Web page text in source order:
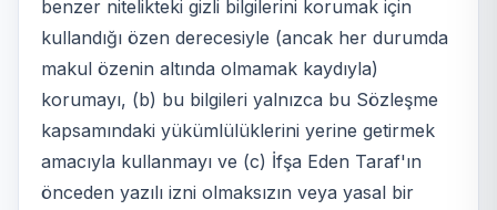
benzer nitelikteki gizli bilgilerini korumak için
kullandığı özen derecesiyle (ancak her durumda
makul özenin altında olmamak kaydıyla)
korumayı, (b) bu bilgileri yalnızca bu Sözleşme
kapsamındaki yükümlülüklerini yerine getirmek
amacıyla kullanmayı ve (c) İfşa Eden Taraf'ın
önceden yazılı izni olmaksızın veya yasal bir